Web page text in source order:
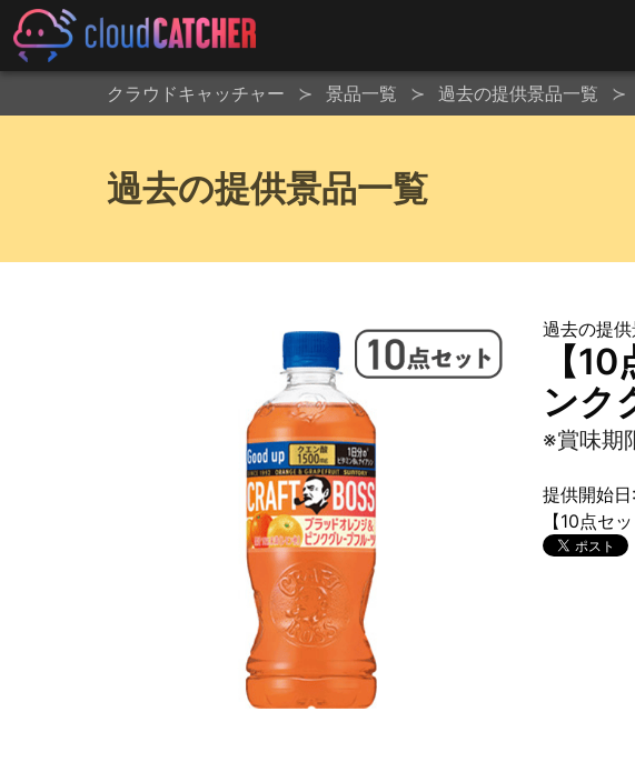
クラウドキャッチャー 景品一覧 過去の提供景品一覧
過去の提供景品一覧
過去の提
【
ンク
※賞味期
提供開始
【10点セ